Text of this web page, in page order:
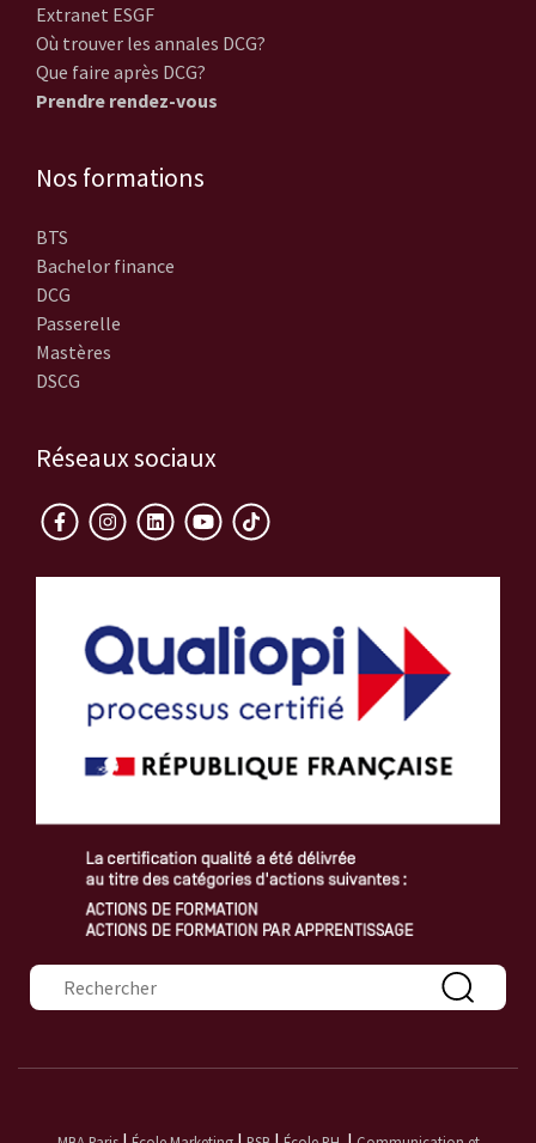
Extranet ESGF
Où trouver les annales DCG?
Que faire après DCG?
Prendre rendez-vous
Nos formations
BTS
Bachelor finance
DCG
Passerelle
Mastères
DSCG
Réseaux sociaux
Formulaire de recherche